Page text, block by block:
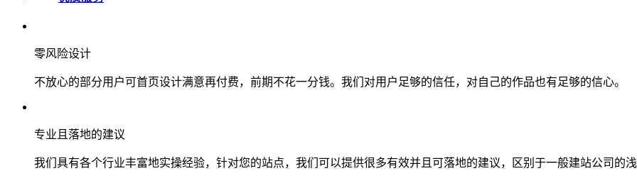
零风险设计
不放心的部分用户可首页设计满意再付费，前期不花一分钱。我们对用户足够的信任，对自己的作品也有足够的信心。
专业且落地的建议
我们具有各个行业丰富地实操经验，针对您的站点，我们可以提供很多有效并且可落地的建议，区别于一般建站公司的